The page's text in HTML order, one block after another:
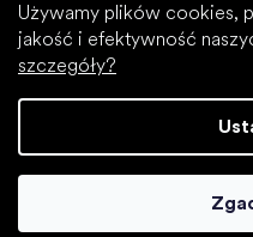
Używamy plików cookies,
jakość i efektywność
szczegóły?
Footic.